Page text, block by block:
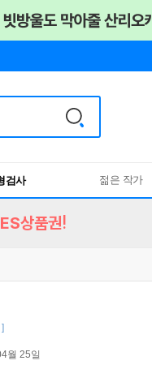
검사
젊은 작가
상품권!
월 25일